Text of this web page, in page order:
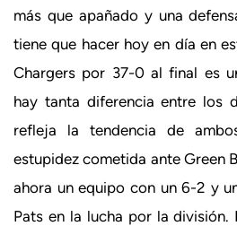
más que apañado y una
tiene que hacer hoy en día en
Chargers por 37-0 al final es
hay tanta diferencia entre los
refleja la tendencia de
estupidez cometida ante Green
ahora un equipo con un 6-2 y
Pats en la lucha por la división.